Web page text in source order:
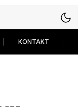
KONTAKT